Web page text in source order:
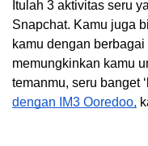
Itulah 3 aktivitas seru
Snapchat. Kamu juga
kamu dengan
memungkinkan kamu
temanmu, seru banget
dengan IM3 Ooredoo,